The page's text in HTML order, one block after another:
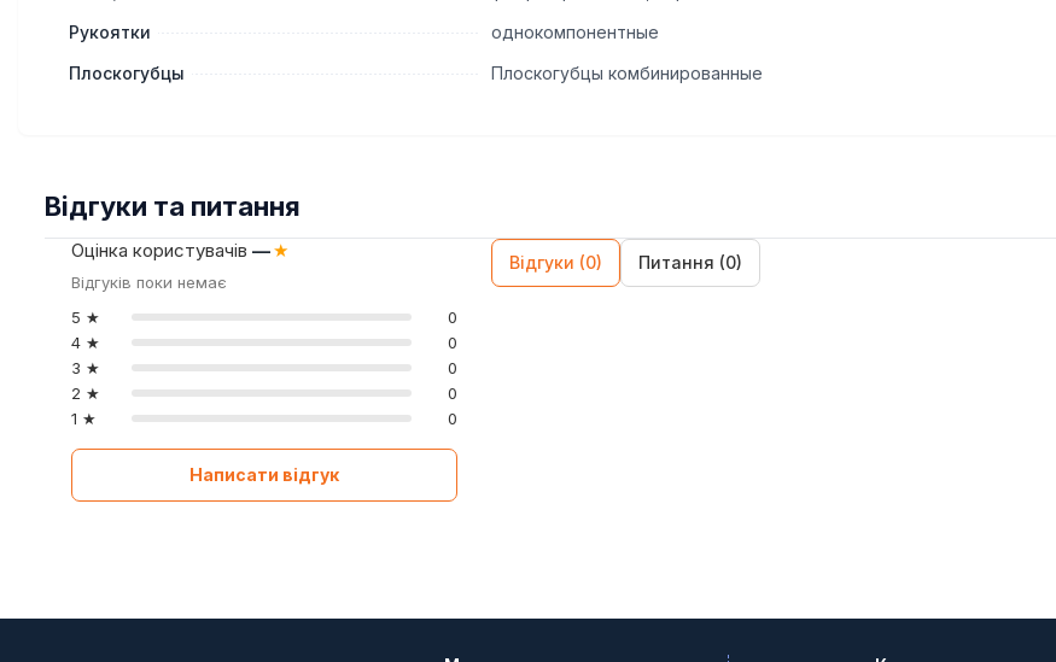
Рукоятки
однокомпонентные
Плоскогубцы
Плоскогубцы комбинированные
Відгуки та питання
Оцінка користувачів —★
Відгуків поки немає
5 ★
0
4 ★
0
3 ★
0
2 ★
0
1 ★
0
Написати відгук
Відгуки (0) Питання (0)